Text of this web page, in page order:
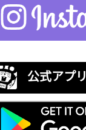
公式アプリ